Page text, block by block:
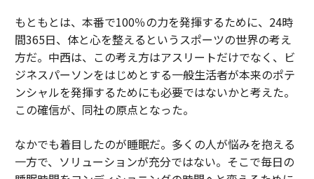
もともとは、本番で100％の力を発揮するために、24時
間365日、体と心を整えるというスポーツの世界の考え
方だ。中西は、この考え方はアスリートだけでなく、ビ
ジネスパーソンをはじめとする一般生活者が本来のポテ
ンシャルを発揮するためにも必要ではないかと考えた。
この確信が、同社の原点となった。
なかでも着目したのが睡眠だ。多くの人が悩みを抱える
一方で、ソリューションが充分ではない。そこで毎日の